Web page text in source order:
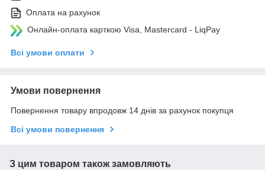
Оплата на рахунок
Онлайн-оплата карткою Visa, Mastercard - LiqPay
Всі умови оплати
Умови повернення
Повернення товару впродовж 14 днів за рахунок покупця
Всі умови повернення
З цим товаром також замовляють